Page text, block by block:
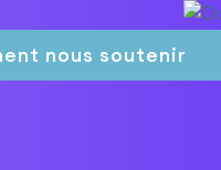
nous soutenir